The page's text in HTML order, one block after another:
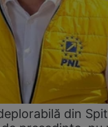
din